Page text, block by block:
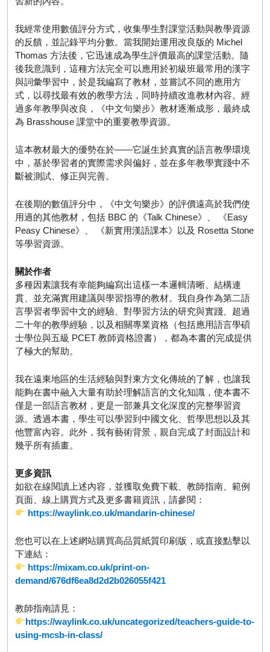
我經常使用數值評分方式，收集學生對課堂活動與教學資源
的反饋，並記錄平均分數。當我開始運用改良版的 Michel
Thomas 方法後，它迅速成為學生評價最高的課堂活動。隨
後我意識到，這種方法完全可以應用於初級班最常用的漢字
與詞彙學習中，於是我編寫了教材，並嘗試不同的應用方
式，以尋找最有效的教學方法，同時持續改進教材內容。經
過多年教學與改良，《中文句樂步》教材逐漸成形，最終成
為 Brasshouse 課堂中的重要教學資源。
這本教材最大的優勢在於——它誕生於真實的語言教學環境
中，基於學習者的實際需求與偏好，並在多年教學實踐中不
斷被測試、修正與完善。
在後期的數值評分中，《中文句樂步》的評價遠高於我們使
用過的其他教材，包括 BBC 的《Talk Chinese》、 《Easy
Peasy Chinese》、 《新實用漢語課本》以及 Rosetta Stone
等學習資源。
關於作者
多種因素讓我有幸能夠編寫出這樣一本邏輯清晰、結構連
貫、並充滿實用建議與學習指導的教材。我自身作為第二語
言學習者學習中文的經驗、對學習方法的研究與實踐、超過
二十年的教學經驗，以及相關專業資格（包括應用語言學碩
士學位與五級 PCET 教師資格證書），都為本書的完成提供
了極大的幫助。
我在遠東地區的生活經驗與對東方文化傳統的了解，也讓我
能夠在書中融入大量有助於理解語言的文化知識，使本書不
僅是一部語言教材，更是一部兼具文化深度的完整學習資
源。透過本書，學生可以學習到中國文化、哲學思想以及其
他豐富內容。此外，我有藝術背景，親自完成了封面設計和
幾乎所有插畫。
更多資訊
如欲在線閱讀上述內容，並獲取免費下載、教師指南、範例
頁面、線上購買方式及更多書籍資訊，請參閱：
https://waylink.co.uk/mandarin-chinese/
您也可以在上述網站購買高品質紙質印刷版，或直接點擊以
下連結：
https://mixam.co.uk/print-on-
demand/676df6ea8d2d2b026055f421
教師指南請見：
https://waylink.co.uk/uncategorized/teachers-guide-to-
using-mcsb-in-class/